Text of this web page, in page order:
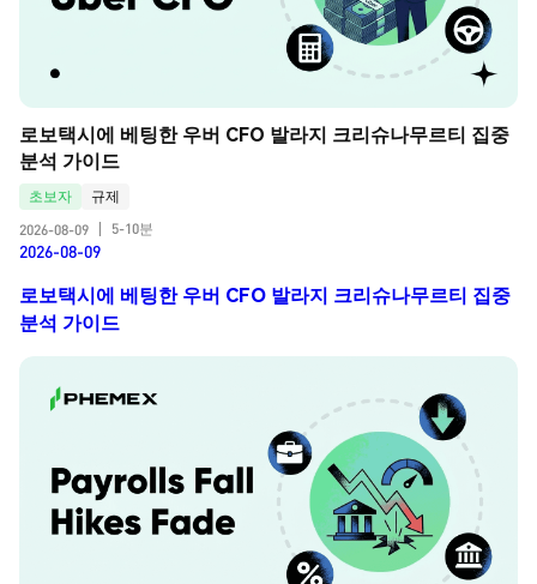
로보택시에 베팅한 우버 CFO 발라지 크리슈나무르티 집중
분석 가이드
초보자
규제
2026-08-09
5-10분
2026-08-09
로보택시에 베팅한 우버 CFO 발라지 크리슈나무르티 집중
분석 가이드